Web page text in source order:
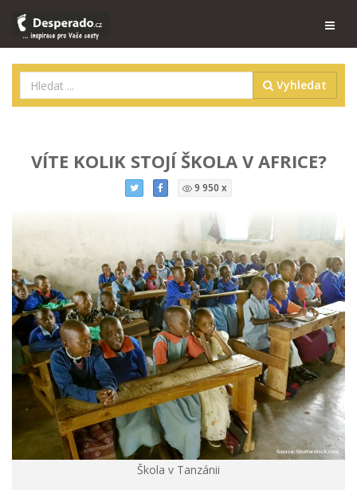
Vyhledat
VÍTE KOLIK STOJÍ ŠKOLA V AFRICE?
9 950 x
Škola v Tanzánii